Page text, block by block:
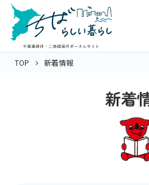
TOP 新着情報
新着